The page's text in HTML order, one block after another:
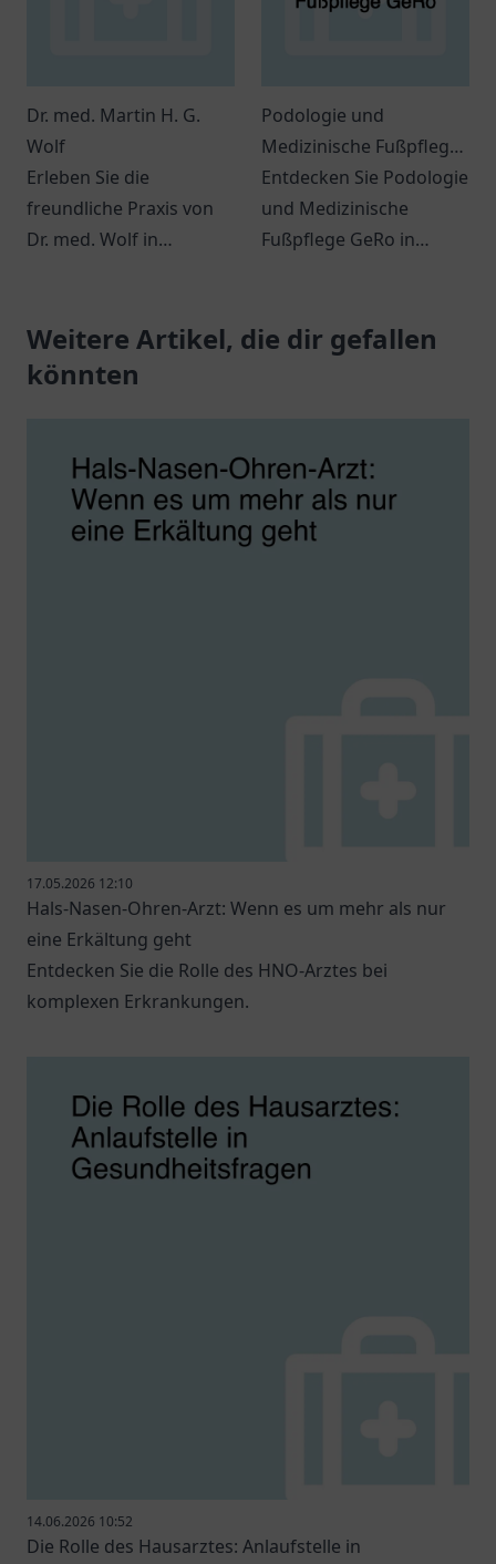
Dr. med. Martin H. G.
Wolf
Erleben Sie die
freundliche Praxis von
Dr. med. Wolf in
im Mittelpunkt.
Podologie und
Medizinische Fußpflege
GeRo
Entdecken Sie Podologie
und Medizinische
Fußpflege GeRo in
für Ihre Gesundheit.
Weitere Artikel, die dir gefallen
könnten
17.05.2026 12:10
Hals-Nasen-Ohren-Arzt: Wenn es um mehr als nur
eine Erkältung geht
Entdecken Sie die Rolle des HNO-Arztes bei
komplexen Erkrankungen.
14.06.2026 10:52
Die Rolle des Hausarztes: Anlaufstelle in